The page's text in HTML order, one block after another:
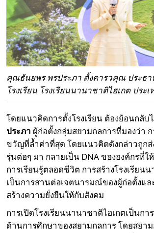
คุณธันยพร พรประภา ตั้งคารวคุณ ประธ
โรงเรียน โรงเรียนนานาชาติไฮเกต ประ
โดยแนวคิดการตั้งโรงเรียน ต้องย้อนกลับ
ประภา ผู้ก่อตั้งกลุ่มสยามกลการที่มองว่า
ขวัญที่ล้ำค่าที่สุด โดยแนวคิดดังกล่าวถูกส่
รุ่นต่อๆ มา กลายเป็น DNA ขององค์กรที่
การเรียนรู้ตลอดชีวิต การสร้างโรงเรียน
เป็นการสานต่อเจตนารมณ์ของผู้ก่อตั้งแล
สร้างความยั่งยืนให้กับสังคม
การเปิดโรงเรียนนานาชาติไฮเกตเป็นกา
ด้านการศึกษาของสยามกลการ โดยสยา